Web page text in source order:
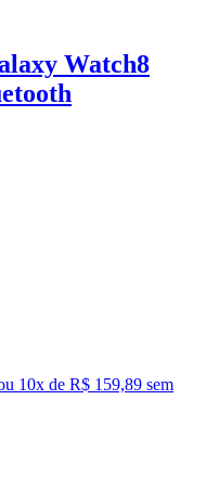
Watch8
10x de R$ 159,89 sem